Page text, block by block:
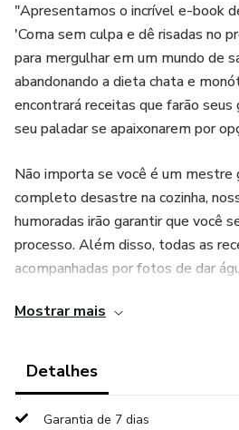
"Apresentamos o incrível e-book
'Coma sem culpa e dê risadas no
para mergulhar em um mundo de
abandonando a dieta chata e
encontrará receitas que farão
seu paladar se apaixonarem por
Não importa se você é um mestre
completo desastre na cozinha,
humoradas irão garantir que você
processo. Além disso, todas as
acompanhadas por fotos de dar
sabor.
Deixe-nos ajudar você a comer de
combinação perfeita entre
Mostrar mais
Detalhes
Garantia de 7 dias